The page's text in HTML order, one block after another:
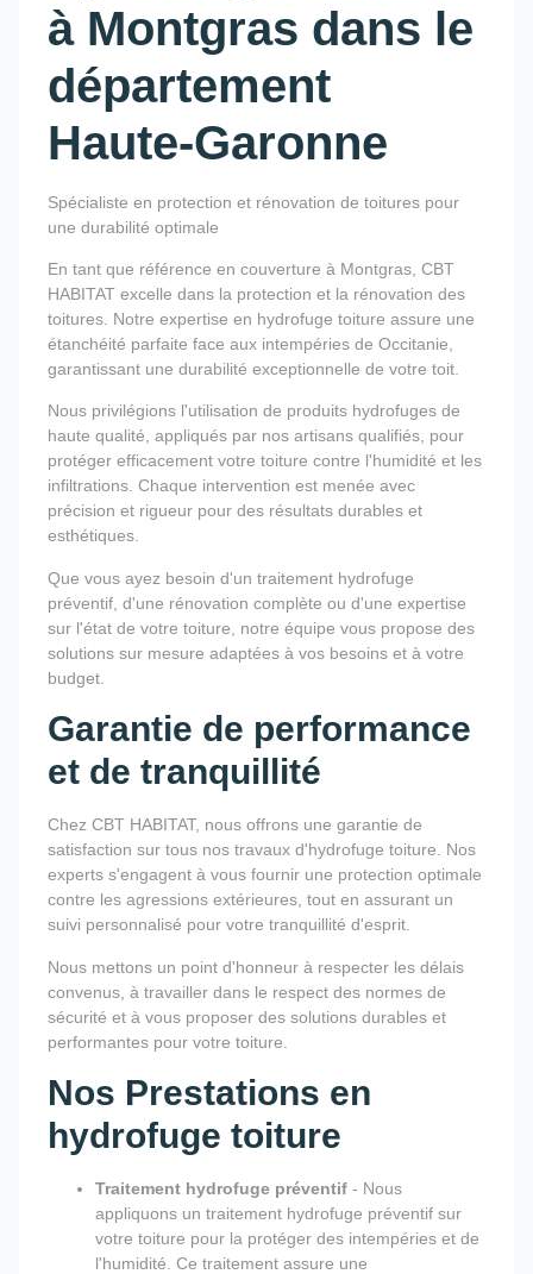
à Montgras dans le
département
Haute-Garonne
Spécialiste en protection et rénovation de toitures pour
une durabilité optimale
En tant que référence en couverture à Montgras, CBT
HABITAT excelle dans la protection et la rénovation des
toitures. Notre expertise en hydrofuge toiture assure une
étanchéité parfaite face aux intempéries de Occitanie,
garantissant une durabilité exceptionnelle de votre toit.
Nous privilégions l'utilisation de produits hydrofuges de
haute qualité, appliqués par nos artisans qualifiés, pour
protéger efficacement votre toiture contre l'humidité et les
infiltrations. Chaque intervention est menée avec
précision et rigueur pour des résultats durables et
esthétiques.
Que vous ayez besoin d'un traitement hydrofuge
préventif, d'une rénovation complète ou d'une expertise
sur l'état de votre toiture, notre équipe vous propose des
solutions sur mesure adaptées à vos besoins et à votre
budget.
Garantie de performance
et de tranquillité
Chez CBT HABITAT, nous offrons une garantie de
satisfaction sur tous nos travaux d'hydrofuge toiture. Nos
experts s'engagent à vous fournir une protection optimale
contre les agressions extérieures, tout en assurant un
suivi personnalisé pour votre tranquillité d'esprit.
Nous mettons un point d'honneur à respecter les délais
convenus, à travailler dans le respect des normes de
sécurité et à vous proposer des solutions durables et
performantes pour votre toiture.
Nos Prestations en
hydrofuge toiture
Traitement hydrofuge préventif - Nous
appliquons un traitement hydrofuge préventif sur
votre toiture pour la protéger des intempéries et de
l'humidité. Ce traitement assure une